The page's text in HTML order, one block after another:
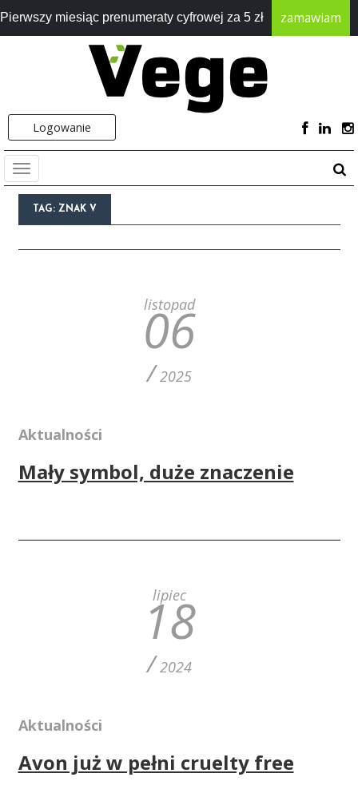
Pierwszy miesiąc prenumeraty cyfrowej za 5 zł zamawiam
Logowanie
TAG: ZNAK V
listopad
06
/ 2025
Aktualności
Mały symbol, duże znaczenie
lipiec
18
/ 2024
Aktualności
Avon już w pełni cruelty free